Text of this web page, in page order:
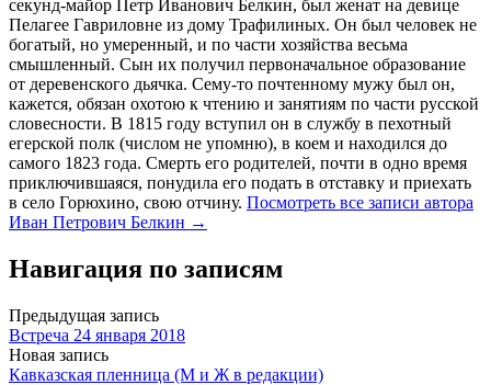
секунд-майор Петр Иванович Белкин, был женат на девице
Пелагее Гавриловне из дому Трафилиных. Он был человек не
богатый, но умеренный, и по части хозяйства весьма
смышленный. Сын их получил первоначальное образование
от деревенского дьячка. Сему-то почтенному мужу был он,
кажется, обязан охотою к чтению и занятиям по части русской
словесности. В 1815 году вступил он в службу в пехотный
егерской полк (числом не упомню), в коем и находился до
самого 1823 года. Смерть его родителей, почти в одно время
приключившаяся, понудила его подать в отставку и приехать
в село Горюхино, свою отчину. Посмотреть все записи автора
Иван Петрович Белкин →
Навигация по записям
Предыдущая запись
Встреча 24 января 2018
Новая запись
Кавказская пленница (М и Ж в редакции)